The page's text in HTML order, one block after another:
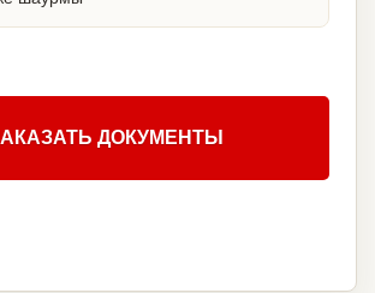
ДОКУМЕНТЫ